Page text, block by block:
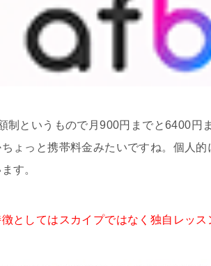
制というもので月900円までと6400円
ょっと携帯料金みたいですね。個人
す。
としてはスカイプではなく独自レッス